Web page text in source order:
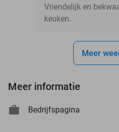
Vriendelijk en
keuken.
Meer
Meer informatie
Bedrijfspagina